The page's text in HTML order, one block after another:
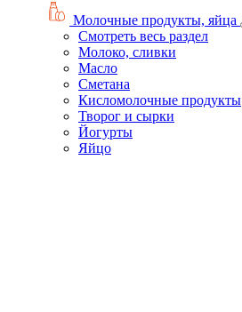
Молочные продукты, яйца
Смотреть весь раздел
Молоко, сливки
Масло
Сметана
Кисломолочные продукты
Творог и сырки
Йогурты
Яйцо